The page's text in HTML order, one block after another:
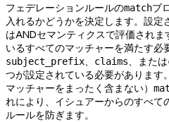
フェデレーションルールのmatchブ
入れるかどうかを決定します。設定
はANDセマンティクスで評価され
いるすべてのマッチャーを満たす必
subject_prefix claims 、または
つが設定されている必要があります。
マッチャーをまったく含まない）
れにより、イシュアーからのすべて
ルールを防ぎます。